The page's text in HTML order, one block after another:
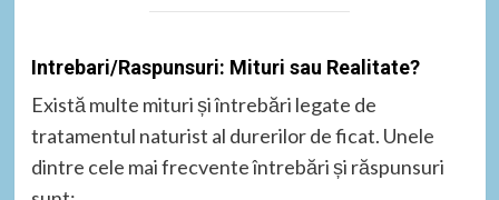
Intrebari/Raspunsuri: Mituri sau Realitate?
Există multe mituri și întrebări legate de
tratamentul naturist al durerilor de ficat. Unele
dintre cele mai frecvente întrebări și răspunsuri